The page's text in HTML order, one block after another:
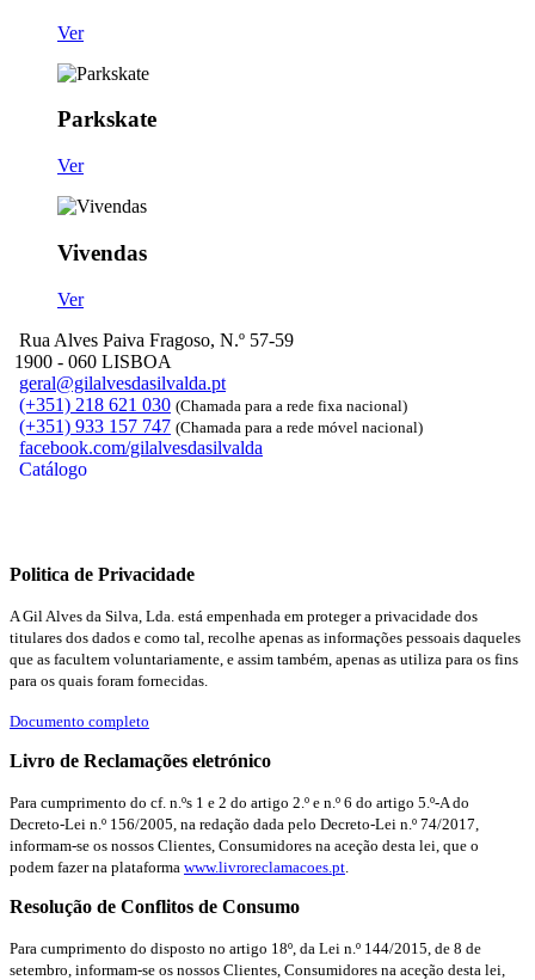
Ver
Parkskate
Ver
Vivendas
Ver
Rua Alves Paiva Fragoso, N.º 57-59
1900 - 060 LISBOA
geral@gilalvesdasilvalda.pt
(+351) 218 621 030 (Chamada para a rede fixa nacional)
(+351) 933 157 747 (Chamada para a rede móvel nacional)
facebook.com/gilalvesdasilvalda
Catálogo
Politica de Privacidade
A Gil Alves da Silva, Lda. está empenhada em proteger a privacidade dos
titulares dos dados e como tal, recolhe apenas as informações pessoais daqueles
que as facultem voluntariamente, e assim também, apenas as utiliza para os fins
para os quais foram fornecidas.
Documento completo
Livro de Reclamações eletrónico
Para cumprimento do cf. n.ºs 1 e 2 do artigo 2.º e n.º 6 do artigo 5.º-A do
Decreto-Lei n.º 156/2005, na redação dada pelo Decreto-Lei n.º 74/2017,
informam-se os nossos Clientes, Consumidores na aceção desta lei, que o
podem fazer na plataforma www.livroreclamacoes.pt
Resolução de Conflitos de Consumo
Para cumprimento do disposto no artigo 18º, da Lei n.º 144/2015, de 8 de
setembro, informam-se os nossos Clientes, Consumidores na aceção desta lei,